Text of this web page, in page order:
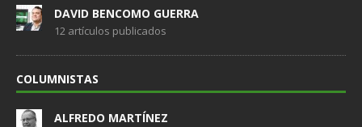
DAVID BENCOMO GUERRA
12 artículos publicados
COLUMNISTAS
ALFREDO MARTÍNEZ